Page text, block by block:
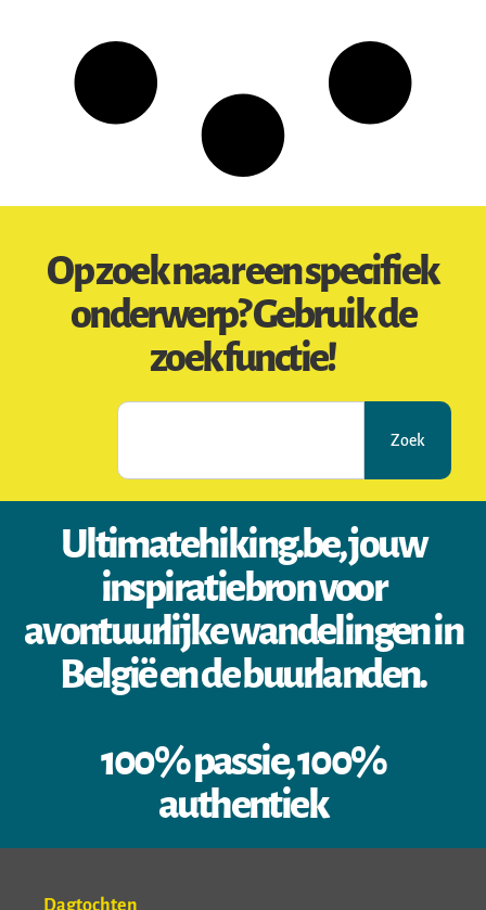
Op zoek naar een specifiek
onderwerp? Gebruik de
zoekfunctie!
Zoek
Ultimatehiking.be, jouw
inspiratiebron voor
avontuurlijke wandelingen in
België en de buurlanden.
100% passie, 100%
authentiek
Dagtochten